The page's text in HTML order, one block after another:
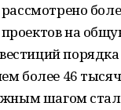
на
более 46
шагом